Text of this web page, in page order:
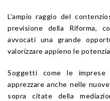
L’ampio raggio del
previsione della Riforma,
avvocati una grande
valorizzare appieno le
Soggetti come le
apprezzare anche nelle
sopra citate della